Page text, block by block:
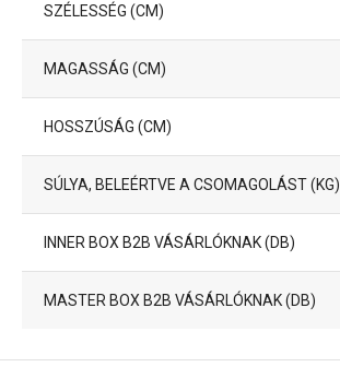
SZÉLESSÉG (CM)
MAGASSÁG (CM)
HOSSZÚSÁG (CM)
SÚLYA, BELEÉRTVE A CSOMAGOLÁST (KG)
INNER BOX B2B VÁSÁRLÓKNAK (DB)
MASTER BOX B2B VÁSÁRLÓKNAK (DB)